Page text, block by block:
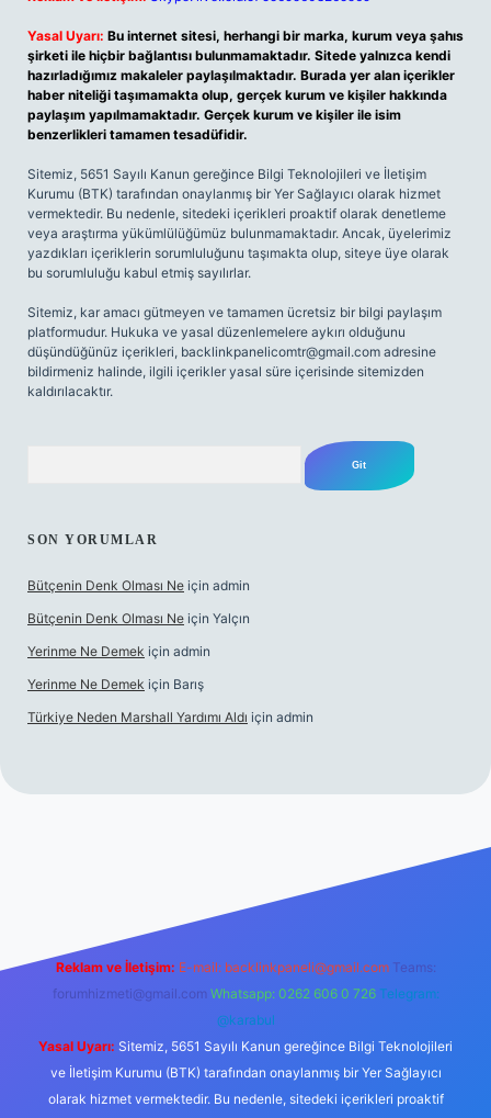
Yasal Uyarı: Bu internet sitesi, herhangi bir marka, kurum veya şahıs
şirketi ile hiçbir bağlantısı bulunmamaktadır. Sitede yalnızca kendi
hazırladığımız makaleler paylaşılmaktadır. Burada yer alan içerikler
haber niteliği taşımamakta olup, gerçek kurum ve kişiler hakkında
paylaşım yapılmamaktadır. Gerçek kurum ve kişiler ile isim
benzerlikleri tamamen tesadüfidir.
Sitemiz, 5651 Sayılı Kanun gereğince Bilgi Teknolojileri ve İletişim
Kurumu (BTK) tarafından onaylanmış bir Yer Sağlayıcı olarak hizmet
vermektedir. Bu nedenle, sitedeki içerikleri proaktif olarak denetleme
veya araştırma yükümlülüğümüz bulunmamaktadır. Ancak, üyelerimiz
yazdıkları içeriklerin sorumluluğunu taşımakta olup, siteye üye olarak
bu sorumluluğu kabul etmiş sayılırlar.
Sitemiz, kar amacı gütmeyen ve tamamen ücretsiz bir bilgi paylaşım
platformudur. Hukuka ve yasal düzenlemelere aykırı olduğunu
düşündüğünüz içerikleri, backlinkpanelicomtr@gmail.com adresine
bildirmeniz halinde, ilgili içerikler yasal süre içerisinde sitemizden
kaldırılacaktır.
SON YORUMLAR
Bütçenin Denk Olması Ne için admin
Bütçenin Denk Olması Ne için Yalçın
Yerinme Ne Demek için admin
Yerinme Ne Demek için Barış
Türkiye Neden Marshall Yardımı Aldı için admin
hiltonbet yeni giriş
Reklam ve İletişim: E-mail: backlinkpaneli@gmail.com Teams:
forumhizmeti@gmail.com Whatsapp: 0262 606 0 726 Telegram:
@karabul
Yasal Uyarı: Sitemiz, 5651 Sayılı Kanun gereğince Bilgi Teknolojileri
ve İletişim Kurumu (BTK) tarafından onaylanmış bir Yer Sağlayıcı
olarak hizmet vermektedir. Bu nedenle, sitedeki içerikleri proaktif